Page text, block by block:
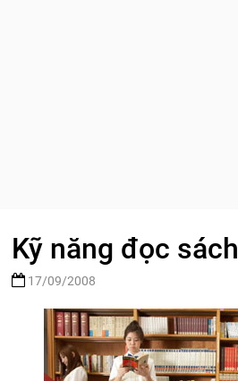
Kỹ năng đọc sách
17/09/2008